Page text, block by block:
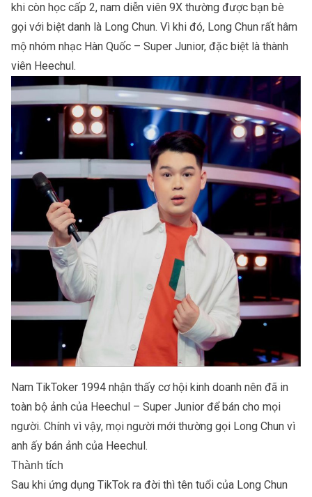
khi còn học cấp 2, nam diễn viên 9X thường được bạn bè
gọi với biệt danh là Long Chun. Vì khi đó, Long Chun rất hâm
mộ nhóm nhạc Hàn Quốc – Super Junior, đặc biệt là thành
viên Heechul.
Nam TikToker 1994 nhận thấy cơ hội kinh doanh nên đã in
toàn bộ ảnh của Heechul – Super Junior để bán cho mọi
người. Chính vì vậy, mọi người mới thường gọi Long Chun vì
anh ấy bán ảnh của Heechul.
Thành tích
Sau khi ứng dụng TikTok ra đời thì tên tuổi của Long Chun